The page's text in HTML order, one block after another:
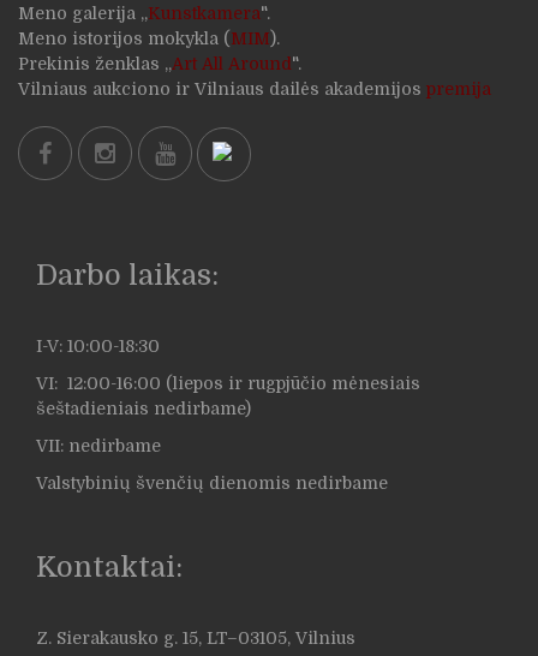
Meno galerija „Kunstkamera".
Meno istorijos mokykla (MIM).
Prekinis ženklas „Art All Around".
Vilniaus aukciono ir Vilniaus dailės akademijos premija
Darbo laikas:
I-V: 10:00-18:30
VI: 12:00-16:00 (liepos ir rugpjūčio mėnesiais
šeštadieniais nedirbame)
VII: nedirbame
Valstybinių švenčių dienomis nedirbame
Kontaktai:
Z. Sierakausko g. 15, LT–03105, Vilnius